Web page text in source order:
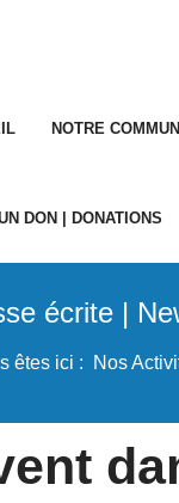
NOTRE
DON | DONATIONS
écrite |
êtes ici : Nos